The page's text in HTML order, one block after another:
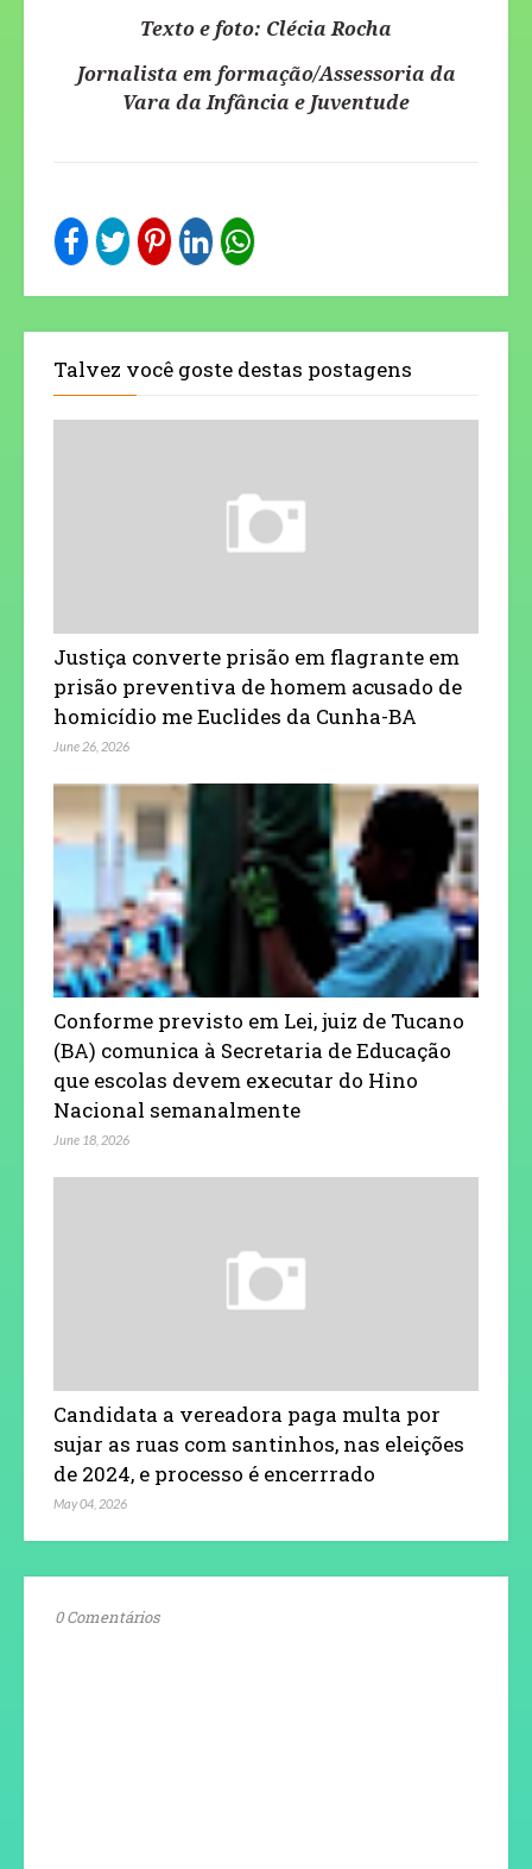
Texto e foto: Clécia Rocha
Jornalista em formação/Assessoria da
Vara da Infância e Juventude
Talvez você goste destas postagens
Justiça converte prisão em flagrante em
prisão preventiva de homem acusado de
homicídio me Euclides da Cunha-BA
June 26, 2026
Conforme previsto em Lei, juiz de Tucano
(BA) comunica à Secretaria de Educação
que escolas devem executar do Hino
Nacional semanalmente
June 18, 2026
Candidata a vereadora paga multa por
sujar as ruas com santinhos, nas eleições
de 2024, e processo é encerrrado
May 04, 2026
0 Comentários